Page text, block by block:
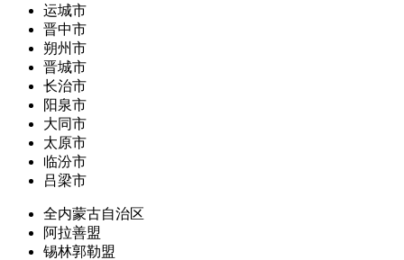
运城市
晋中市
朔州市
晋城市
长治市
阳泉市
大同市
太原市
临汾市
吕梁市
全内蒙古自治区
阿拉善盟
锡林郭勒盟